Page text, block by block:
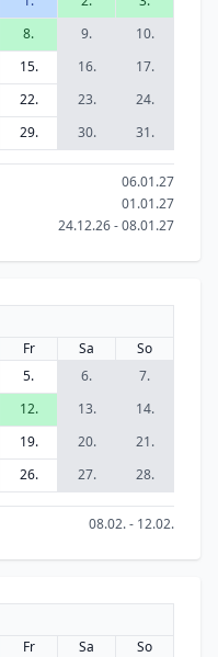
8. 9.
10.
15. 16.
17.
22. 23.
24.
29. 30. 31.
06.01.27
01.01.27
24.12.26 - 08.01.27
Fr Sa
So
5. 6.
7.
12. 13.
14.
19. 20.
21.
26. 27. 28.
08.02. - 12.02.
Fr Sa
So